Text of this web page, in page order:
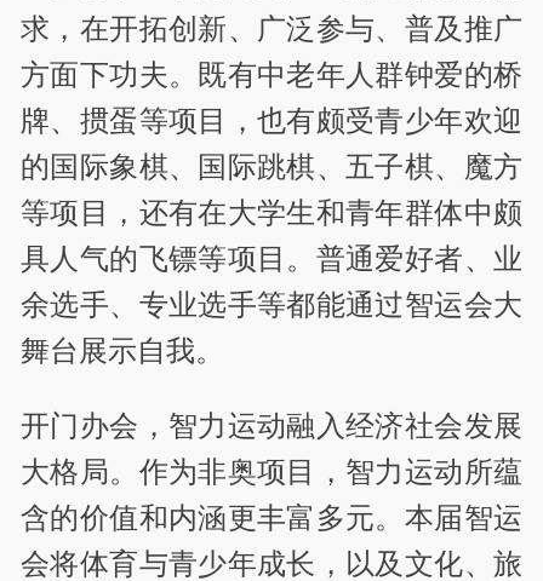
求，在开拓创新、广泛参与、普及推广
方面下功夫。既有中老年人群钟爱的桥
牌、掼蛋等项目，也有颇受青少年欢迎
的国际象棋、国际跳棋、五子棋、魔方
等项目，还有在大学生和青年群体中颇
具人气的飞镖等项目。普通爱好者、业
余选手、专业选手等都能通过智运会大
舞台展示自我。
开门办会，智力运动融入经济社会发展
大格局。作为非奥项目，智力运动所蕴
含的价值和内涵更丰富多元。本届智运
会将体育与青少年成长，以及文化、旅